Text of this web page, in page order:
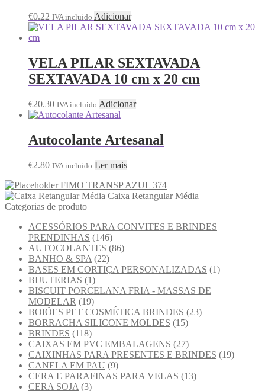
€0.22 IVA incluido Adicionar
VELA PILAR SEXTAVADA
SEXTAVADA 10 cm x 20 cm
€20.30 IVA incluido Adicionar
Autocolante Artesanal
€2.80 IVA incluido Ler mais
FIMO TRANSP AZUL 374
Caixa Retangular Média
Categorias de produto
ACESSÓRIOS PARA CONVITES E BRINDES
PRENDINHAS (146)
AUTOCOLANTES (86)
BANHO & SPA (22)
BASES EM CORTIÇA PERSONALIZADAS (1)
BIJUTERIAS (1)
BISCUIT PORCELANA FRIA - MASSAS DE
MODELAR (19)
BOIÕES PET COSMÉTICA BRINDES (23)
BORRACHA SILICONE MOLDES (15)
BRINDES (118)
CAIXAS EM PVC EMBALAGENS (27)
CAIXINHAS PARA PRESENTES E BRINDES (19)
CANELA EM PAU (9)
CERA E PARAFINAS PARA VELAS (13)
CERA SOJA (3)